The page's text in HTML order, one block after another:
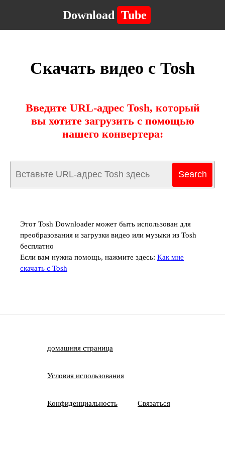
Download Tube
Скачать видео с Tosh
Введите URL-адрес Tosh, который
вы хотите загрузить с помощью
нашего конвертера:
Этот Tosh Downloader может быть использован для
преобразования и загрузки видео или музыки из Tosh
бесплатно
Если вам нужна помощь, нажмите здесь: Как мне
скачать с Tosh
домашняя страница
Условия использования
Конфиденциальность Связаться